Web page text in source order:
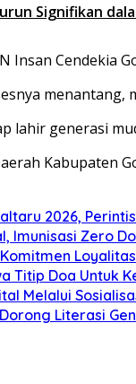
Signifikan
Insan Cendekia
lahir generasi
Kabupaten
2026,
Zero
Titip Doa Untuk
Melalui
Literasi